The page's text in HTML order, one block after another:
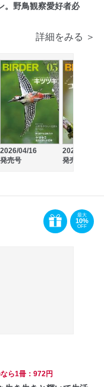
。野鳥観察愛好者必
詳細をみる ＞
2026/04/16
発売号
2026/03/16
発売号
最大
10%
OFF
ら1冊：972円